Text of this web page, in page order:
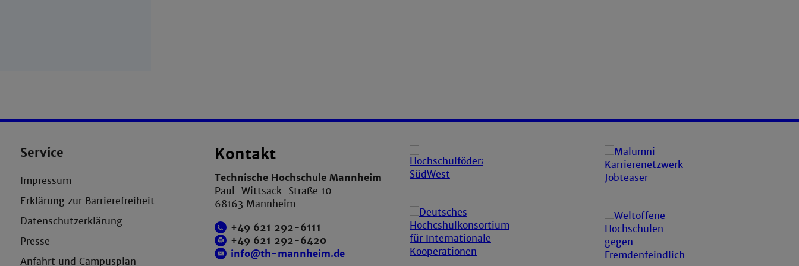
Service
Impressum
Erklärung zur Barrierefreiheit
Datenschutzerklärung
Presse
Anfahrt und Campusplan
Kontakt
Technische Hochschule Mannheim
Paul-Wittsack-Straße 10
68163 Mannheim
+49 621 292-6111
+49 621 292-6420
info@th-mannheim.de